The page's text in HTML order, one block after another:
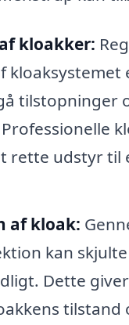
kloakker:
kloaksystemet
tilstopninger
rette udstyr til
af kloak:
kan
Dette
tilstand